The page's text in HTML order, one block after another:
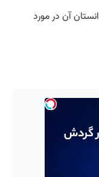
آن در مورد